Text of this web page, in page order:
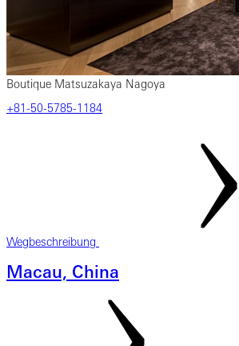
Boutique Matsuzakaya Nagoya
‎+81-50-5785-1184
Wegbeschreibung
Macau, China